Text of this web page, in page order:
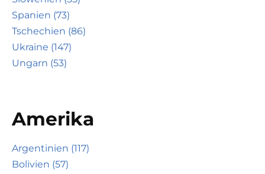
Spanien (73)
Tschechien (86)
Ukraine (147)
Ungarn (53)
Amerika
Argentinien (117)
Bolivien (57)